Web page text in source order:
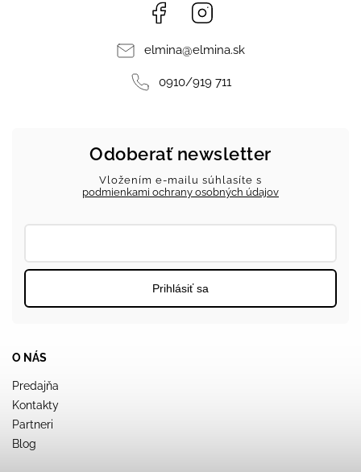
Facebook
elmina@elmina.sk
0910/919 711
O NÁS
Predajňa
Kontakty
Partneri
Blog
Odoberať newsletter
Vložením e-mailu súhlasíte s
podmienkami ochrany osobných údajov
Prihlásiť sa